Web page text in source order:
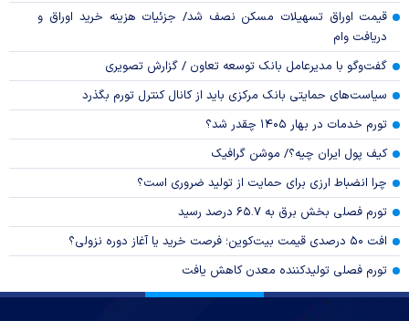
قیمت اوراق تسهیلات مسکن نصف شد/ جزئیات هزینه خرید اوراق و
دریافت وام
گفت‌وگو با مدیرعامل بانک توسعه تعاون / گزارش تصویری
سیاست‌های حمایتی بانک مرکزی باید از کانال کنترل تورم بگذرد
تورم خدمات در بهار ۱۴۰۵ چقدر شد؟
کیف پول ایران چیه؟/ موشن گرافیک
چرا انضباط ارزی برای حمایت از تولید ضروری است؟
تورم فصلی بخش برق به ۶۵.۷ درصد رسید
افت ۵۰ درصدی قیمت بیت‌کوین؛ فرصت خرید یا آغاز دوره نزولی؟
تورم فصلی تولیدکننده معدن کاهش یافت